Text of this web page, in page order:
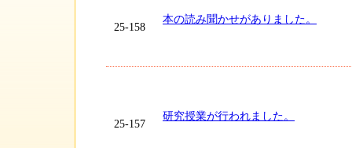
25-158
本の読み聞かせがありました。
25-157
研究授業が行われました。